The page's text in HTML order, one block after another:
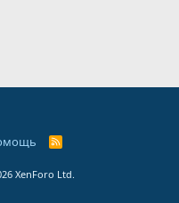
R
XenForo Ltd.